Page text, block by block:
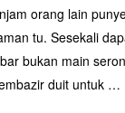
orang lain
tu. Sesekali
bukan main
duit untuk …